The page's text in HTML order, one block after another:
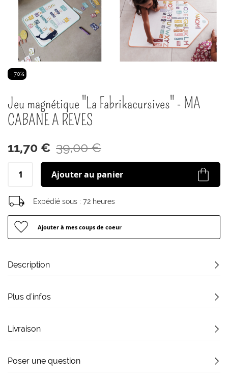
Passer
de
la
Galerie
- 70%
Jeu magnétique "La Fabrikacursives" - MA
CABANE A REVES
11,70 € 39,00 €
Ajouter au panier
Expédié sous : 72 heures
Ajouter à mes coups de coeur
Description
Plus d'infos
Livraison
Poser une question